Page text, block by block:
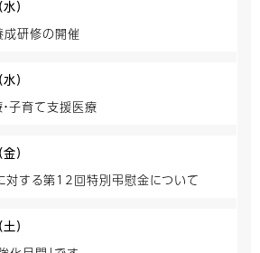
)
成研修の開催
)
子育て支援医療
)
対する第12回特別弔慰金について
)